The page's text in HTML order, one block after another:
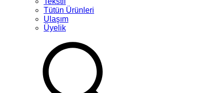
Tütün Ürünleri
Ulaşım
Üyelik